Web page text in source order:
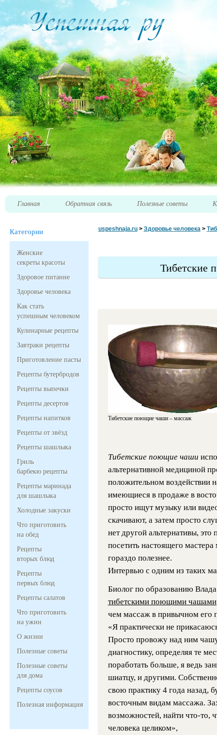
Главная Обратная связь Полезные советы
Категории
Женские
секреты красоты
Здоровое питание
Здоровье человека
Как стать
успешным человеком
Кулинарные рецепты
Завтраки рецепты
Приготовление пасты
Рецепты бутербродов
Рецепты выпечки
Рецепты десертов
Рецепты напитков
Рецепты от звёзд
Рецепты шашлыка
Гриль
барбекю рецепты
Рецепты маринада
для шашлыка
Холодные закуски
Что приготовить
на обед
Рецепты
вторых блюд
Рецепты
первых блюд
Рецепты салатов
Что приготовить
на ужин
О жизни
Полезные советы
Полезные советы
для дома
Рецепты соусов
Полезная информация
uspeshnaja.ru> Здоровье человека >
Тибетские
Тибетские поющие чаши – массаж
Тибетские поющие чаши
альтернативной медициной
положительном воздействии
имеющиеся в продаже в
просто ищут музыку или
скачивают, а затем просто
нет другой альтернативы, это
посетить настоящего
гораздо полезнее.
Интервью с одним из таких
Биолог по образованию
тибетскими поющими чашами
чем массаж в привычном его
«Я практически не
Просто провожу над ним
диагностику, определяя те
поработать больше, я ведь
шиатцу, и другими.
свою практику 4 года назад,
восточным видам массажа.
возможностей, найти что-то,
человека целиком»,